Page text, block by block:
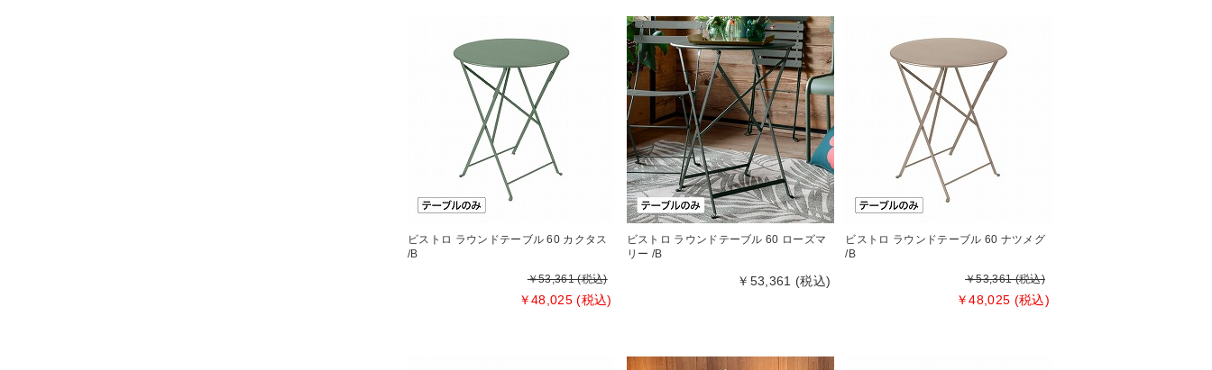
ビストロ ラウンドテーブル 60 カクタス
/B
￥53,361 (税込)
￥48,025 (税込)
ビストロ ラウンドテーブル 60 ローズマ
リー /B
￥53,361 (税込)
ビストロ ラウンドテーブル 60 ナツメグ
/B
￥53,361 (税込)
￥48,025 (税込)